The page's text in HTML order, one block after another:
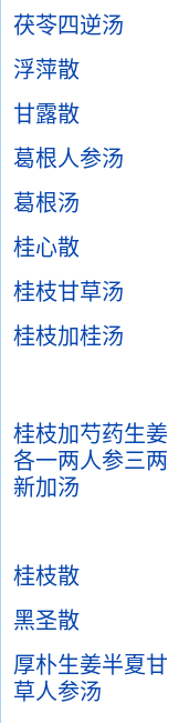
茯苓四逆汤
浮萍散
甘露散
葛根人参汤
葛根汤
桂心散
桂枝甘草汤
桂枝加桂汤
桂枝加芍药生姜
各一两人参三两
新加汤
桂枝散
黑圣散
厚朴生姜半夏甘
草人参汤